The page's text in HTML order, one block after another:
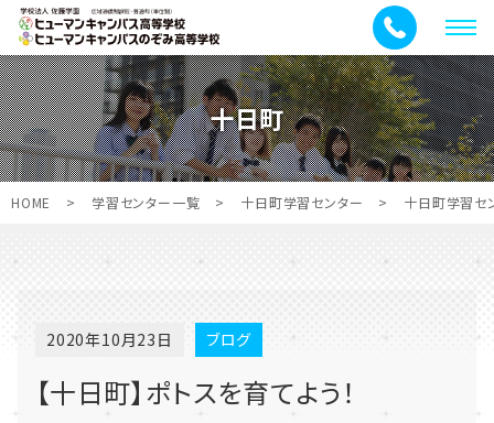
メ
ニ
ュ
ー
十日町
HOME > 学習センター一覧 > 十日町学習センター > 十日町学習セ
2020年10月23日 ブログ
【十日町】ポトスを育てよう！